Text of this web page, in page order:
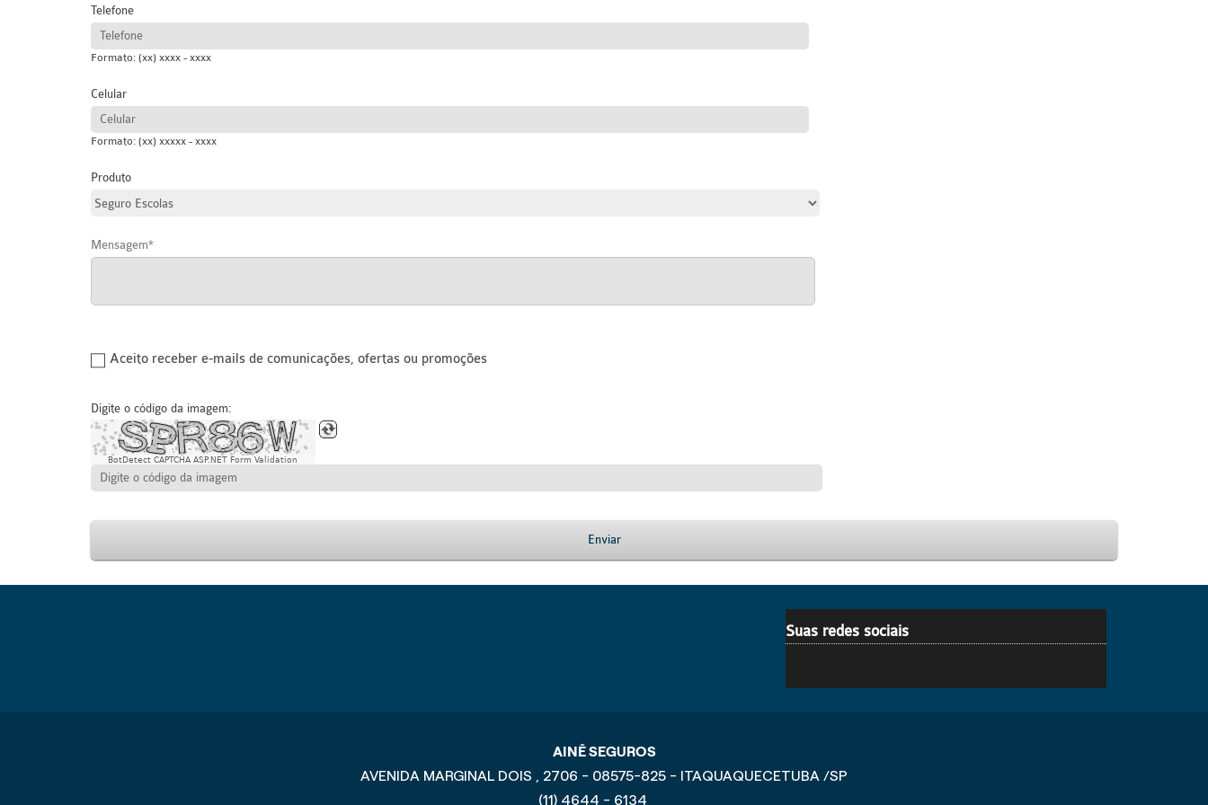
Telefone
Formato: (xx) xxxx - xxxx
Celular
Formato: (xx) xxxxx - xxxx
Produto
Mensagem
Aceito receber e-mails de comunicações, ofertas ou promoções
Digite o código da imagem:
BotDetect CAPTCHA ASP.NET Form Validation
Enviar
Suas redes sociais
AINÊ SEGUROS
AVENIDA MARGINAL DOIS , 2706 - 08575-825 - ITAQUAQUECETUBA /SP
(11) 4644 - 6134